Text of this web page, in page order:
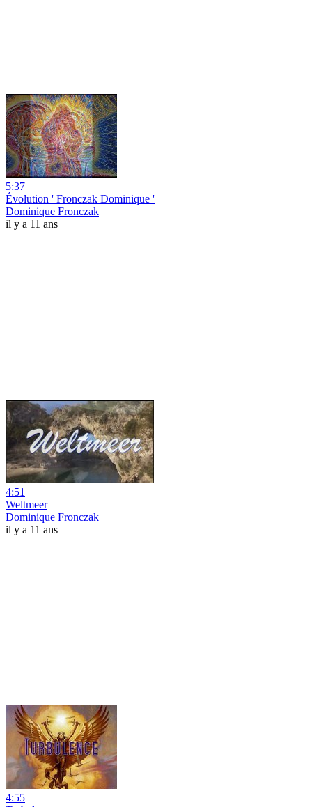
5:37
Évolution ' Fronczak Dominique '
Dominique Fronczak
il y a 11 ans
4:51
Weltmeer
Dominique Fronczak
il y a 11 ans
4:55